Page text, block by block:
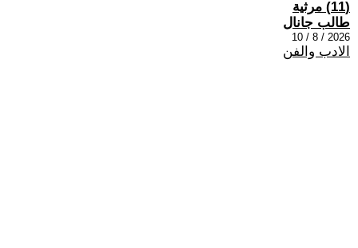
(11) مرثية
طالب جانال
2026 / 8 / 10
الادب والفن